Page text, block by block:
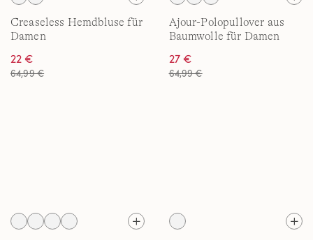
Creaseless Hemdbluse für
Damen
22 €
64,99 €
Ajour-Polopullover aus
Baumwolle für Damen
27 €
64,99 €